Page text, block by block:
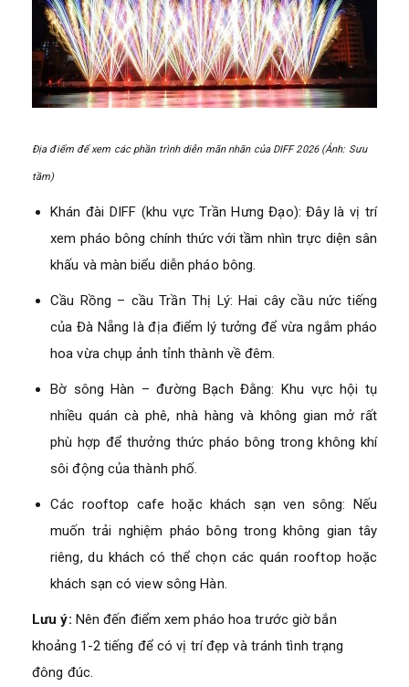
Địa điểm để xem các phần trình diễn mãn nhãn của DIFF 2026 (Ảnh: Sưu
tầm)
Khán đài DIFF (khu vực Trần Hưng Đạo): Đây là vị trí
xem pháo bông chính thức với tầm nhìn trực diện sân
khấu và màn biểu diễn pháo bông.
Cầu Rồng – cầu Trần Thị Lý: Hai cây cầu nức tiếng
của Đà Nẵng là địa điểm lý tưởng để vừa ngắm pháo
hoa vừa chụp ảnh tỉnh thành về đêm.
Bờ sông Hàn – đường Bạch Đằng: Khu vực hội tụ
nhiều quán cà phê, nhà hàng và không gian mở rất
phù hợp để thưởng thức pháo bông trong không khí
sôi động của thành phố.
Các rooftop cafe hoặc khách sạn ven sông: Nếu
muốn trải nghiệm pháo bông trong không gian tây
riêng, du khách có thể chọn các quán rooftop hoặc
khách sạn có view sông Hàn.
Lưu ý: Nên đến điểm xem pháo hoa trước giờ bắn
khoảng 1-2 tiếng để có vị trí đẹp và tránh tình trạng
đông đúc.